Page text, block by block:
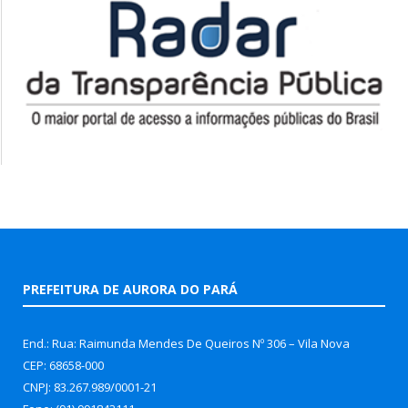
PREFEITURA DE AURORA DO PARÁ
End.: Rua: Raimunda Mendes De Queiros Nº 306 – Vila Nova
CEP: 68658-000
CNPJ: 83.267.989/0001-21